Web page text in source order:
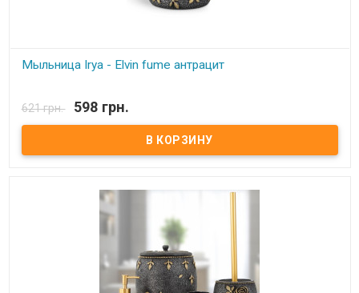
Мыльница Irya - Elvin fume антрацит
Мыльница Irya - Elvin fume антрацит Состав: полирезин (устойчив
к падению) Упаковка: картонная коробка с пенопластом.
Производитель: Irya, Турция
621 грн. 598 грн.